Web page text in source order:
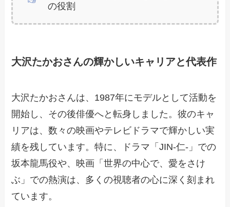
の役割
大沢たかおさんの輝かしいキャリアと代表作
大沢たかおさんは、1987年にモデルとして活動を
開始し、その後俳優へと転身しました。彼のキャ
リアは、数々の映画やテレビドラマで輝かしい実
績を残しています。特に、ドラマ「JIN-仁-」での
坂本龍馬役や、映画「世界の中心で、愛をさけ
ぶ」での熱演は、多くの視聴者の心に深く刻まれ
ています。